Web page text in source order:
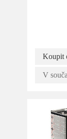
Koupit
V